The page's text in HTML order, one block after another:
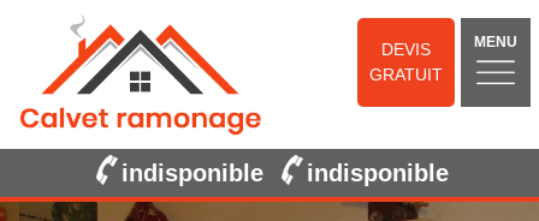
DEVIS
GRATUIT
MENU
indisponible indisponible